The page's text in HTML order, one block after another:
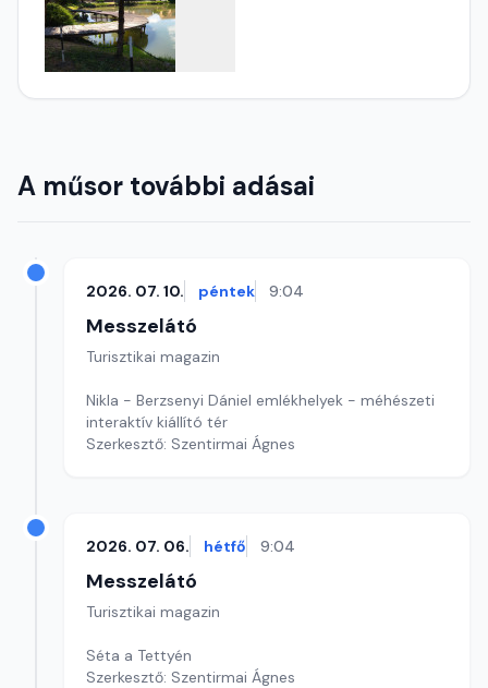
A műsor további adásai
2026. 07. 10. péntek 9:04
Messzelátó
Turisztikai magazin
Nikla - Berzsenyi Dániel emlékhelyek - méhészeti
interaktív kiállító tér
Szerkesztő: Szentirmai Ágnes
2026. 07. 06. hétfő 9:04
Messzelátó
Turisztikai magazin
Séta a Tettyén
Szerkesztő: Szentirmai Ágnes